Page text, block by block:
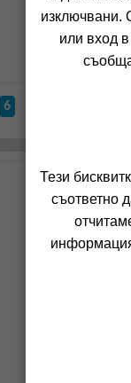
6
изключвани.
или вход
Тези
съответно